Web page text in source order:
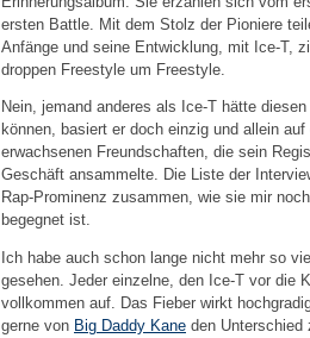
ersten Battle. Mit dem Stolz der Pioniere
Anfänge und seine Entwicklung, mit Ice-T,
droppen Freestyle um Freestyle.
Nein, jemand anderes als Ice-T hätte
können, basiert er doch einzig und allein
erwachsenen Freundschaften, die sein
Geschäft ansammelte. Die Liste der
Rap-Prominenz zusammen, wie sie mir
begegnet ist.
Ich habe auch schon lange nicht mehr so
gesehen. Jeder einzelne, den Ice-T vor die
vollkommen auf. Das Fieber wirkt
gerne von Big Daddy Kane den Unterschied